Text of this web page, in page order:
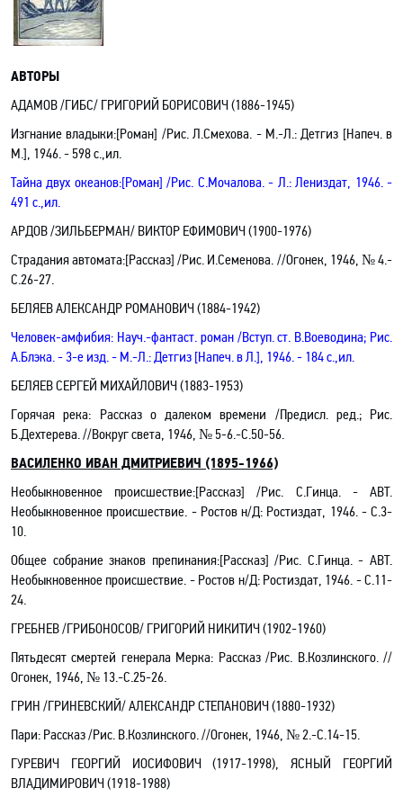
АВТОРЫ
АДАМОВ /ГИБС/ ГРИГОРИЙ БОРИСОВИЧ (1886-1945)
Изгнание владыки:[Роман] /Рис. Л.Смехова. - М.-Л.: Детгиз [Напеч. в
М.], 1946. - 598 с.,ил.
Тайна двух океанов:[Роман] /Рис. С.Мочалова. - Л.: Лениздат, 1946. -
491 с.,ил.
АРДОВ /ЗИЛЬБЕРМАН/ ВИКТОР ЕФИМОВИЧ (1900-1976)
Страдания автомата:[Рассказ] /Рис. И.Семенова. //Огонек, 1946, № 4.-
С.26-27.
БЕЛЯЕВ АЛЕКСАНДР РОМАНОВИЧ (1884-1942)
Человек-амфибия: Науч.-фантаст. роман /Вступ. ст. В.Воеводина; Рис.
А.Блэка. - 3-е изд. - М.-Л.: Детгиз [Напеч. в Л.], 1946. - 184 с.,ил.
БЕЛЯЕВ СЕРГЕЙ МИХАЙЛОВИЧ (1883-1953)
Горячая река: Рассказ о далеком времени /Предисл. ред.; Рис.
Б.Дехтерева. //Вокруг света, 1946, № 5-6.-C.50-56.
ВАСИЛЕНКО ИВАН ДМИТРИЕВИЧ (1895-1966)
Необыкновенное происшествие:[Рассказ] /Рис. С.Гинца. - АВТ.
Необыкновенное происшествие. - Ростов н/Д: Ростиздат, 1946. - С.3-
10.
Общее собрание знаков препинания:[Рассказ] /Рис. С.Гинца.- АВТ.
Необыкновенное происшествие. - Ростов н/Д: Ростиздат, 1946. -С.11-
24.
ГРЕБНЕВ /ГРИБОНОСОВ/ ГРИГОРИЙ НИКИТИЧ (1902-1960)
Пятьдесят смертей генерала Мерка: Рассказ /Рис. В.Козлинского. //
Огонек, 1946, № 13.-C.25-26.
ГРИН /ГРИНЕВСКИЙ/ АЛЕКСАНДР СТЕПАНОВИЧ (1880-1932)
Пари: Рассказ /Рис. В.Козлинского. //Огонек, 1946, № 2.-С.14-15.
ГУРЕВИЧ ГЕОРГИЙ ИОСИФОВИЧ (1917-1998), ЯСНЫЙ ГЕОРГИЙ
ВЛАДИМИРОВИЧ (1918-1988)